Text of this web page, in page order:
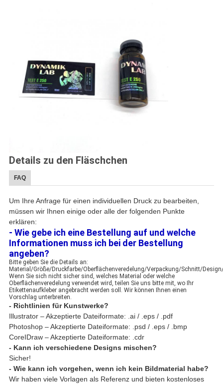
Details zu den Fläschchen
FAQ
Um Ihre Anfrage für einen individuellen Druck zu bearbeiten,
müssen wir Ihnen einige oder alle der folgenden Punkte
erklären:
- Wie gebe ich eine Bestellung auf und welche
Informationen muss ich bei der Bestellung
angeben?
Bitte geben Sie die Details an:
Material/Größe/Druckfarbe/Oberflächenveredelung/Verpackung/Schnitt/
Wenn Sie sich nicht sicher sind, welches Material oder welche
Oberflächenveredelung verwendet wird, teilen Sie uns bitte mit, wo Ihr
Etikettenaufkleber angebracht werden soll. Wir können Ihnen einen
Vorschlag unterbreiten.
- Richtlinien für Kunstwerke?
Illustrator – Akzeptierte Dateiformate: .ai / .eps / .pdf
Photoshop – Akzeptierte Dateiformate: .psd / .eps / .bmp
CoreIDraw – Akzeptierte Dateiformate: .cdr
- Kann ich verschiedene Designs mischen?
Sicher!
- Wie kann ich vorgehen, wenn ich kein Bildmaterial habe?
Wir haben viele Vorlagen als Referenz und bieten kostenloses